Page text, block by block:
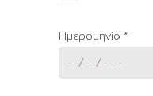
Ημερομηνία *